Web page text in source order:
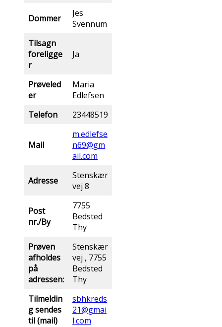
Dommer
Jes
Svennum
Tilsagn
foreligge
r
Ja
Prøveled
er
Maria
Edlefsen
Telefon
23448519
Mail
m.edlefse
n69@gm
ail.com
Adresse
Stenskær
vej 8
Post
nr./By
7755
Bedsted
Thy
Prøven
afholdes
på
adressen:
Stenskær
vej , 7755
Bedsted
Thy
Tilmeldin
g sendes
til (mail)
sbhkreds
21@gmai
l.com